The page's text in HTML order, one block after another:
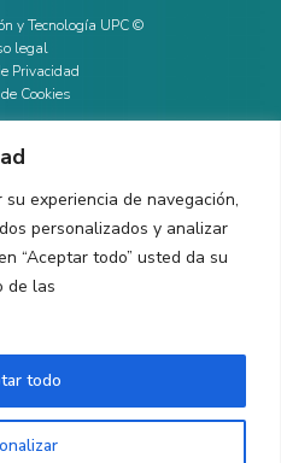
experiencia de navegación,
personalizados y analizar
“Aceptar todo” usted da su
de las
todo
y Tecnología UPC ©
legal
Privacidad
Cookies
1, Oficina 106)
1-3
(España)
44 03